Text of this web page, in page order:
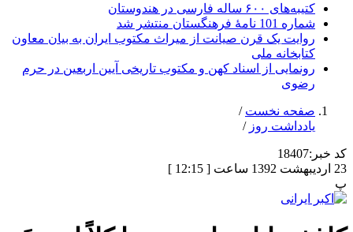
کتیبه‌های ۶۰۰ ساله فارسی در هندوستان
شماره 101 نامۀ فرهنگستان منتشر شد
روایت یک قرن صیانت از میراث مکتوب ایران به بیان معاون
کتابخانه ملی
رونمایی از اسناد کهن و مکتوب تاریخی آیین اربعین در حرم
رضوی
صفحه نخست /
یادداشت روز /
کد خبر:18407
23 اردیبهشت 1392 ساعت [ 12:15 ]
پ